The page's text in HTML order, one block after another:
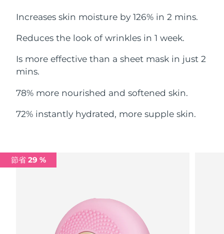
Increases skin moisture by 126% in 2 mins.
Reduces the look of wrinkles in 1 week.
Is more effective than a sheet mask in just 2
mins.
78% more nourished and softened skin.
72% instantly hydrated, more supple skin.
節省 29 %
摩納哥 預計送達日期8/10/26
荷蘭